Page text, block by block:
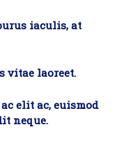
iaculis, at
vitae laoreet.
elit ac, euismod
neque.